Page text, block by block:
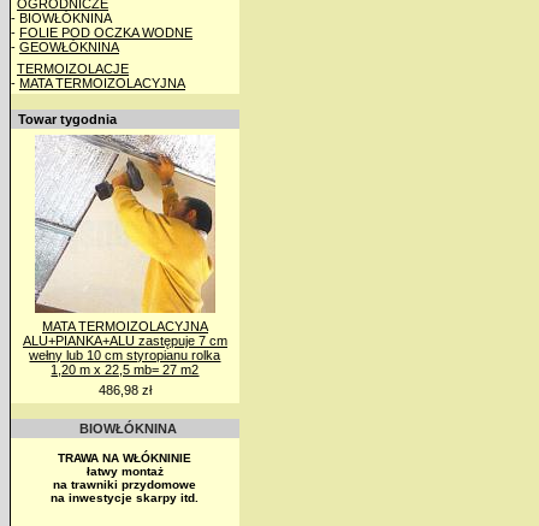
OGRODNICZE
- BIOWŁÓKNINA
- FOLIE POD OCZKA WODNE
- GEOWŁÓKNINA
TERMOIZOLACJE
- MATA TERMOIZOLACYJNA
Towar tygodnia
MATA TERMOIZOLACYJNA
ALU+PIANKA+ALU zastępuje 7 cm
wełny lub 10 cm styropianu rolka
1,20 m x 22,5 mb= 27 m2
486,98 zł
BIOWŁÓKNINA
TRAWA NA WŁÓKNINIE
łatwy montaż
na trawniki przydomowe
na inwestycje skarpy itd.